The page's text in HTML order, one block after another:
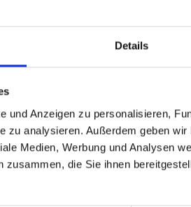
Details
und Anzeigen zu personalisieren,
zu analysieren. Außerdem geben
Medien, Werbung und Analysen
zusammen, die Sie ihnen
Art.Nr:
1120.S100/